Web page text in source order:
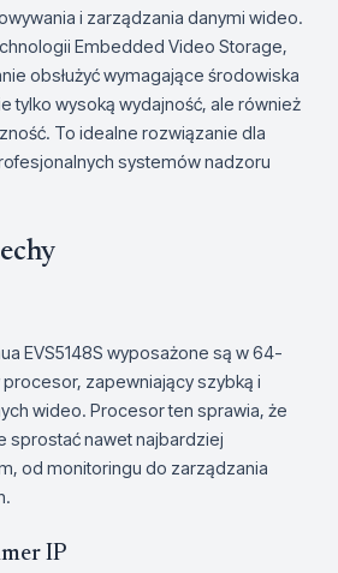
i zarządzania danymi wideo.
Embedded Video Storage,
obsłużyć wymagające środowiska
tylko wysoką wydajność, ale również
To idealne rozwiązanie dla
systemów nadzoru
EVS5148S wyposażone są w 64-
zapewniający szybką i
wideo. Procesor ten sprawia, że
sprostać nawet najbardziej
od monitoringu do zarządzania
IP